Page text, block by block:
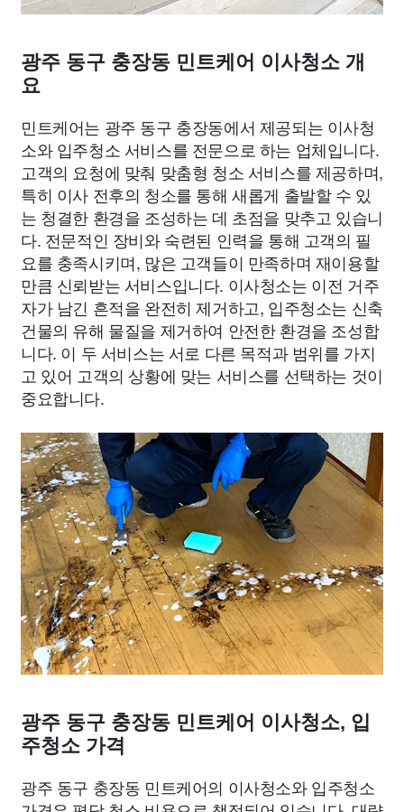
광주 동구 충장동 민트케어 이사청소 개
요
민트케어는 광주 동구 충장동에서 제공되는 이사청
소와 입주청소 서비스를 전문으로 하는 업체입니다.
고객의 요청에 맞춰 맞춤형 청소 서비스를 제공하며,
특히 이사 전후의 청소를 통해 새롭게 출발할 수 있
는 청결한 환경을 조성하는 데 초점을 맞추고 있습니
다. 전문적인 장비와 숙련된 인력을 통해 고객의 필
요를 충족시키며, 많은 고객들이 만족하며 재이용할
만큼 신뢰받는 서비스입니다. 이사청소는 이전 거주
자가 남긴 흔적을 완전히 제거하고, 입주청소는 신축
건물의 유해 물질을 제거하여 안전한 환경을 조성합
니다. 이 두 서비스는 서로 다른 목적과 범위를 가지
고 있어 고객의 상황에 맞는 서비스를 선택하는 것이
중요합니다.
광주 동구 충장동 민트케어 이사청소, 입
주청소 가격
광주 동구 충장동 민트케어의 이사청소와 입주청소